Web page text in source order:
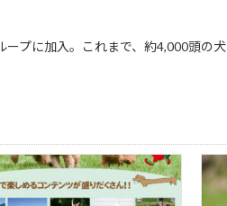
プに加入。これまで、約4,000頭の